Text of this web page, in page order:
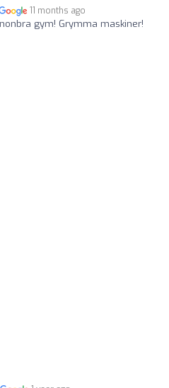
11 months ago
gym! Grymma maskiner!